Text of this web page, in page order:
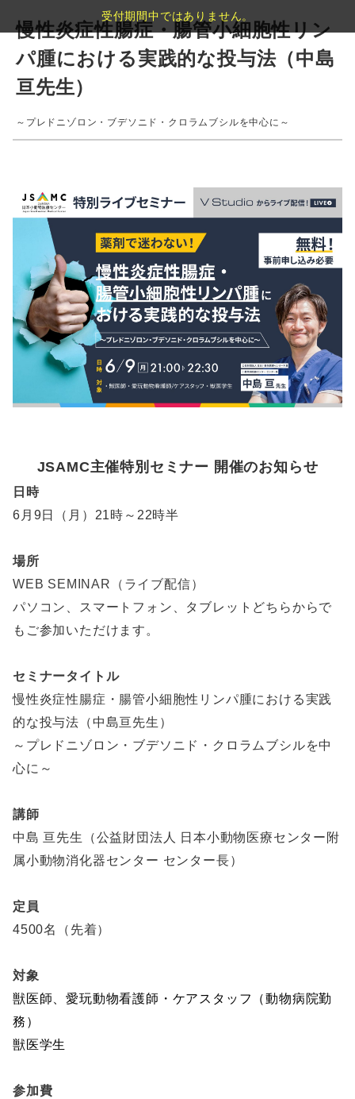
慢性炎症性腸症・腸管小細胞性リン
パ腫における実践的な投与法（中島
亘先生）
～プレドニゾロン・ブデソニド・クロラムブシルを中心に～
JSAMC主催特別セミナー 開催のお知らせ
日時
6月9日（月）21時～22時半
場所
WEB SEMINAR（ライブ配信）
パソコン、スマートフォン、タブレットどちらからで
もご参加いただけます。
セミナータイトル
慢性炎症性腸症・腸管小細胞性リンパ腫における実践
的な投与法（中島亘先生）
～プレドニゾロン・ブデソニド・クロラムブシルを中
心に～
講師
中島 亘先生（公益財団法人 日本小動物医療センター附
属小動物消化器センター センター長）
定員
4500名（先着）
対象
獣医師、愛玩動物看護師・ケアスタッフ（動物病院勤
務）
獣医学生
参加費
受付期間中ではありません。